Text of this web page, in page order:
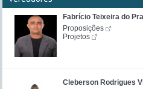
Fabrício Teixeira do
Proposições
Projetos
Cleberson Rodrigues